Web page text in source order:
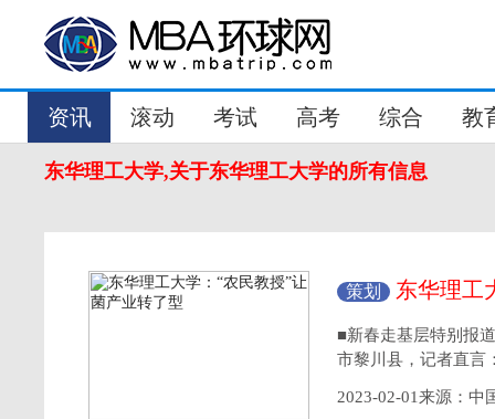
资讯 滚动 考试 高考 综合 教
东华理工大学,关于东华理工大学的所有信息
策划 东华理工
■新春走基层特别报
市黎川县，记者直言
2023-02-01来源：中